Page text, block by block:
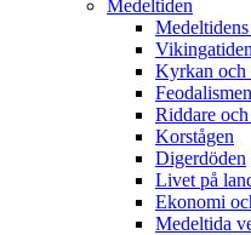
Medeltiden
Vikingatiden
Kyrkan och
Feodalismen
Riddare
Korstågen
Digerdöden
Livet på
Ekonomi
Medeltida